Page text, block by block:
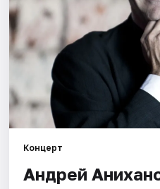
Экскурсии
Спорт
События
Города
Площадки
Артисты
Концерт
Андрей